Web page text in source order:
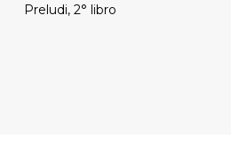
Preludi, 2° libro